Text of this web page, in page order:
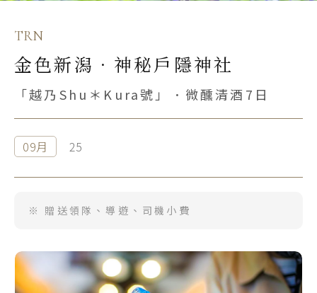
TRN
金色新潟．神秘戶隱神社
「越乃Shu＊Kura號」．微醺清酒7日
09月 25
※ 贈送領隊、導遊、司機小費